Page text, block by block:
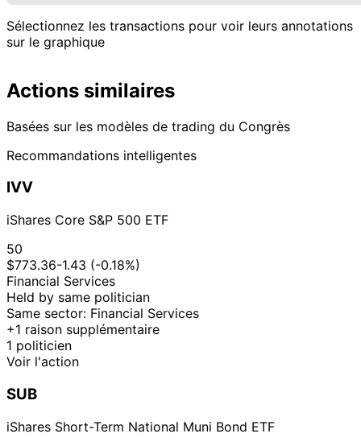
Sélectionnez les transactions pour voir leurs annotations
sur le graphique
Actions similaires
Basées sur les modèles de trading du Congrès
Recommandations intelligentes
IVV
iShares Core S&P 500 ETF
50
$773.36-1.43 (-0.18%)
Financial Services
Held by same politician
Same sector: Financial Services
+1 raison supplémentaire
1 politicien
Voir l'action
SUB
iShares Short-Term National Muni Bond ETF